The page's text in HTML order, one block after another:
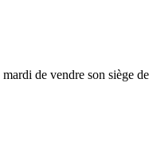
de vendre son siège